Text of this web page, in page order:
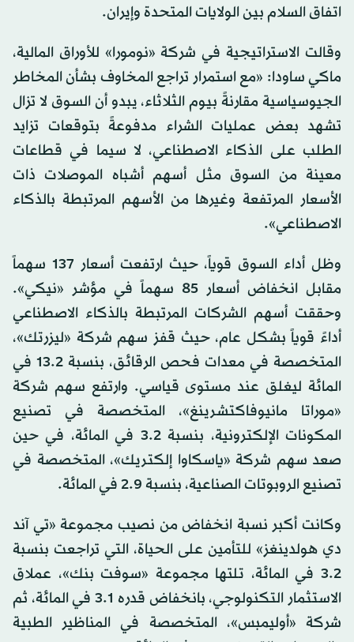
اتفاق السلام بين الولايات المتحدة وإيران.
وقالت الاستراتيجية في شركة «نومورا» للأوراق المالية،
ماكي ساودا: «مع استمرار تراجع المخاوف بشأن المخاطر
الجيوسياسية مقارنةً بيوم الثلاثاء، يبدو أن السوق لا تزال
تشهد بعض عمليات الشراء مدفوعةً بتوقعات تزايد
الطلب على الذكاء الاصطناعي، لا سيما في قطاعات
معينة من السوق مثل أسهم أشباه الموصلات ذات
الأسعار المرتفعة وغيرها من الأسهم المرتبطة بالذكاء
الاصطناعي».
وظل أداء السوق قوياً، حيث ارتفعت أسعار 137 سهماً
مقابل انخفاض أسعار 85 سهماً في مؤشر «نيكي».
وحققت أسهم الشركات المرتبطة بالذكاء الاصطناعي
أداءً قوياً بشكل عام، حيث قفز سهم شركة «ليزرتك»،
المتخصصة في معدات فحص الرقائق، بنسبة 13.2 في
المائة ليغلق عند مستوى قياسي. وارتفع سهم شركة
«موراتا مانيوفاكتشرينغ»، المتخصصة في تصنيع
المكونات الإلكترونية، بنسبة 3.2 في المائة، في حين
صعد سهم شركة «ياسكاوا إلكتريك»، المتخصصة في
تصنيع الروبوتات الصناعية، بنسبة 2.9 في المائة.
وكانت أكبر نسبة انخفاض من نصيب مجموعة «تي آند
دي هولدينغز» للتأمين على الحياة، التي تراجعت بنسبة
3.2 في المائة، تلتها مجموعة «سوفت بنك»، عملاق
الاستثمار التكنولوجي، بانخفاض قدره 3.1 في المائة، ثم
شركة «أوليمبس»، المتخصصة في المناظير الطبية